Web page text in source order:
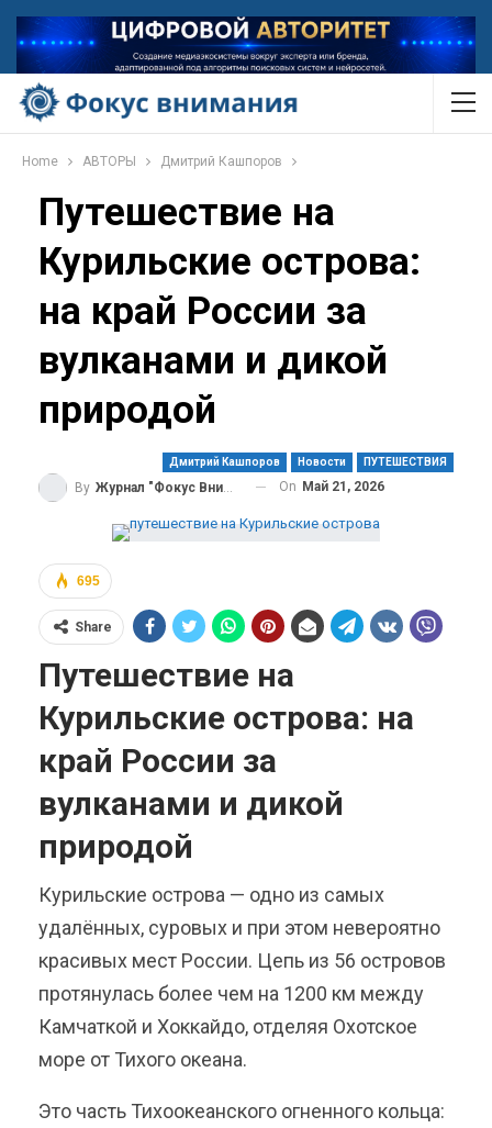
Home АВТОРЫ Дмитрий Кашпоров
Путешествие на
Курильские острова:
на край России за
вулканами и дикой
природой
Дмитрий Кашпоров Новости ПУТЕШЕСТВИЯ
By Журнал "Фокус Внимания" On Май 21, 2026
695
Share
Путешествие на
Курильские острова: на
край России за
вулканами и дикой
природой
Курильские острова — одно из самых
удалённых, суровых и при этом невероятно
красивых мест России. Цепь из 56 островов
протянулась более чем на 1200 км между
Камчаткой и Хоккайдо, отделяя Охотское
море от Тихого океана.
Это часть Тихоокеанского огненного кольца: